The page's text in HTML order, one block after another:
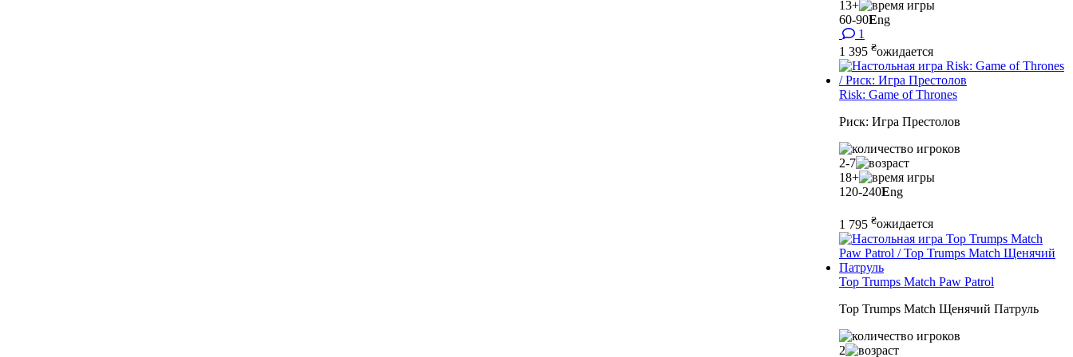
13+
60-90Eng
1
1 395 ₴ожидается
Risk: Game of Thrones
Риск: Игра Престолов
2-7
18+
120-240Eng
1 795 ₴ожидается
Top Trumps Match Paw Patrol
Top Trumps Match Щенячий Патруль
2